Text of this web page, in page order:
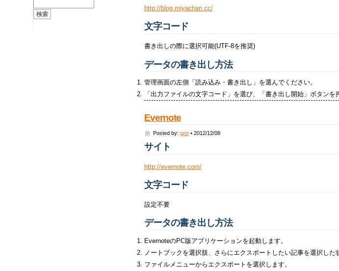
http://blog.miyachan.cc/
文字コード
書き出しの際に選択可能(UTF-8を推奨)
データの書き出し方法
管理画面の左側「読み込み・書き出し」を選んでください。
「出力ファイルの文字コード」を選び、「書き出し開始」ボタンを
Evernote
Posted by: gnn• 2012/12/08
サイト
http://evernote.com/
文字コード
設定不要
データの書き出し方法
EvernoteのPC版アプリケーションを起動します。
ノートブックを選択肢、さらにエクスポートしたい記事を選択した
ファイルメニューからエクスポートを選択します。